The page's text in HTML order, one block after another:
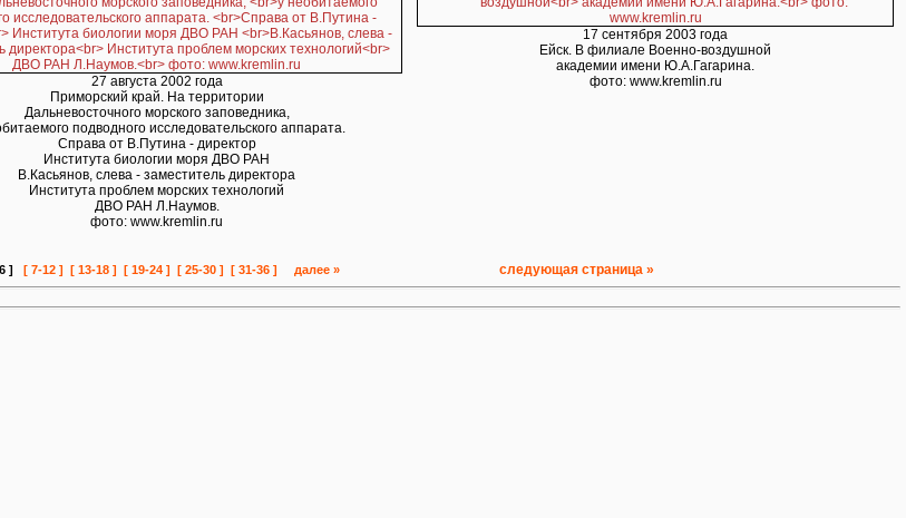
27 августа 2002 года
Приморский край. На территории
Дальневосточного морского заповедника,
подводного исследовательского аппарата.
Справа от В.Путина - директор
Института биологии моря ДВО РАН
В.Касьянов, слева - заместитель директора
Института проблем морских технологий
ДВО РАН Л.Наумов.
фото: www.kremlin.ru
17 сентября 2003 года
Ейск. В филиале Военно-воздушной
академии имени Ю.А.Гагарина.
фото: www.kremlin.ru
] [ 7-12 ] [ 13-18 ] [ 19-24 ] [ 25-30 ] [ 31-36 ] далее » cледующая страница »